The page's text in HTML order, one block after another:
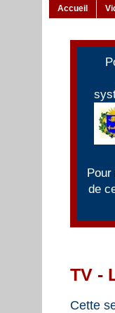
Accueil
de
TV -
Cette